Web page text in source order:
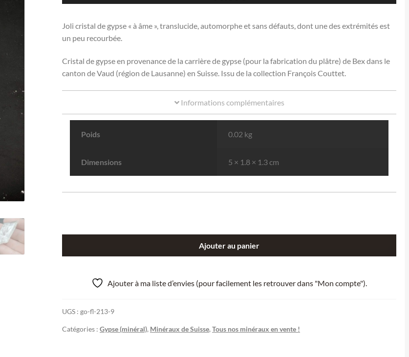
Joli cristal de gypse « à âme », translucide, automorphe et sans défauts, dont une des extrémités est
un peu recourbée.
Cristal de gypse en provenance de la carrière de gypse (pour la fabrication du plâtre) de Bex dans le
canton de Vaud (région de Lausanne) en Suisse. Issu de la collection François Couttet.
Informations complémentaires
Poids 0.02 kg
Dimensions 5 × 1.8 × 1.3 cm
Ajouter au panier
Ajouter à ma liste d’envies (pour facilement les retrouver dans "Mon compte").
UGS : go-fl-213-9
Catégories : Gypse (minéral), Minéraux de Suisse, Tous nos minéraux en vente !